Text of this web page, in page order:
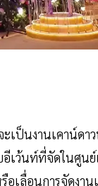
เป็นงานเคาน์ด
อีเว้นท์ที่จัดในศู
อเลื่อนการจัดง